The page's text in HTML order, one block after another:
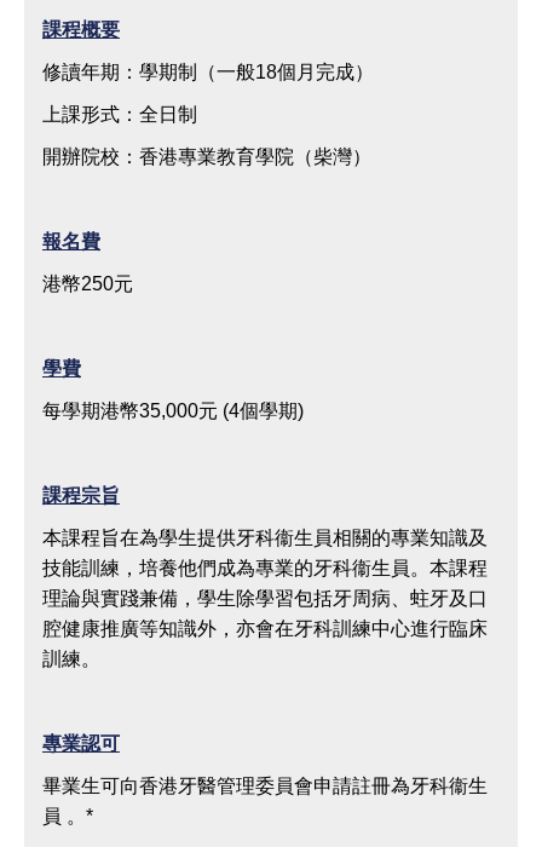
請
備
態
課程概要
修讀年期：學期制（一般18個月完成）
上課形式：全日制
開辦院校：香港專業教育學院（柴灣）
報名費
港幣250元
學費
每學期港幣35,000元 (4個學期)
課程宗旨
本課程旨在為學生提供牙科衞生員相關的專業知識及
技能訓練，培養他們成為專業的牙科衞生員。本課程
理論與實踐兼備，學生除學習包括牙周病、蛀牙及口
腔健康推廣等知識外，亦會在牙科訓練中心進行臨床
訓練。
專業認可
畢業生可向香港牙醫管理委員會申請註冊為牙科衞生
員 。*